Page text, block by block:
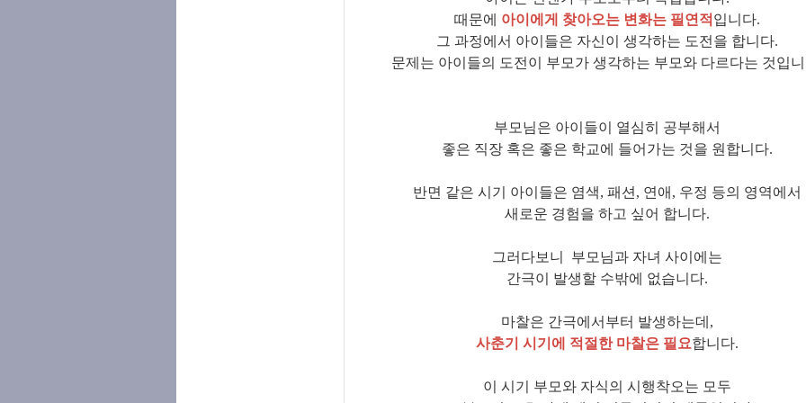
때문에 아이에게 찾아오는 변화는 필연적 입니다.
그 과정에서 아이들은 자신이 생각하는 도전을 합니다.
문제는 아이들의 도전이 부모가 생각하는 부모와 다르다는 것입
부모님은 아이들이 열심히 공부해서
좋은 직장 혹은 좋은 학교에 들어가는 것을 원합니다.
반면 같은 시기 아이들은 염색, 패션, 연애, 우정 등의 영역에서
새로운 경험을 하고 싶어 합니다.
그러다보니 부모님과 자녀 사이에는
간극이 발생할 수밖에 없습니다.
마찰은 간극에서부터 발생하는데,
사춘기 시기에 적절한 마찰은 필요합니다.
이 시기 부모와 자식의 시행착오는 모두